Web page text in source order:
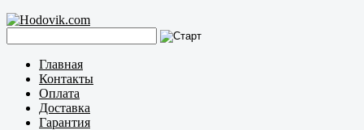
Главная
Контакты
Оплата
Доставка
Гарантия